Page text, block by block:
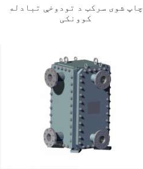
چاپ شوی سرکټ د تودوخې تبادله
کوونکی